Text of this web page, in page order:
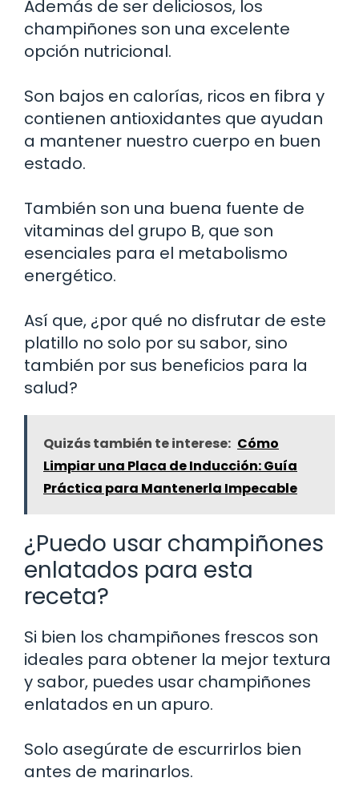
Además de ser deliciosos, los
champiñones son una excelente
opción nutricional.
Son bajos en calorías, ricos en fibra y
contienen antioxidantes que ayudan
a mantener nuestro cuerpo en buen
estado.
También son una buena fuente de
vitaminas del grupo B, que son
esenciales para el metabolismo
energético.
Así que, ¿por qué no disfrutar de este
platillo no solo por su sabor, sino
también por sus beneficios para la
salud?
Quizás también te interese: Cómo
Limpiar una Placa de Inducción: Guía
Práctica para Mantenerla Impecable
¿Puedo usar champiñones
enlatados para esta
receta?
Si bien los champiñones frescos son
ideales para obtener la mejor textura
y sabor, puedes usar champiñones
enlatados en un apuro.
Solo asegúrate de escurrirlos bien
antes de marinarlos.